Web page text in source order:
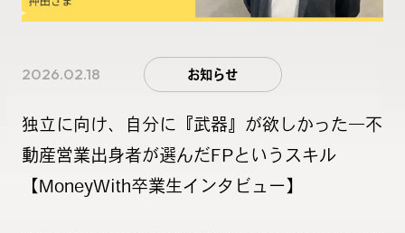
2026.02.18 お知らせ
独立に向け、自分に『武器』が欲しかった―不
動産営業出身者が選んだFPというスキル
【MoneyWith卒業生インタビュー】